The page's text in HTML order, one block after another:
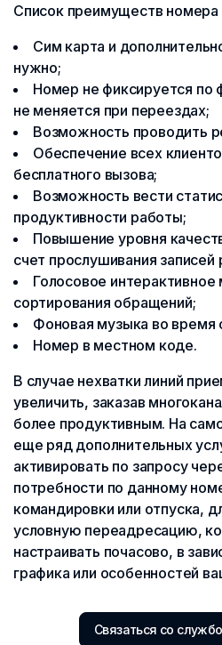
Список преимуществ номера
Сим карта и
нужно;
Номер не фиксируется по
не меняется при переездах;
Возможность проводить
Обеспечение всех
бесплатного вызова;
Возможность вести
продуктивности работы;
Повышение уровня
счет прослушивания записей
Голосовое
сортирования обращений;
Фоновая музыка во время
Номер в местном коде.
В случае нехватки линий
увеличить, заказав
более продуктивным. На
еще ряд дополнительных
активировать по запросу
потребности по данному
командировки или отпуска,
условную переадресацию,
настраивать почасово, в
графика или особенностей
Связаться со